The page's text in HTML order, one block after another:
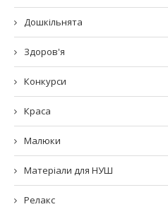
Дошкільнята
Здоров'я
Конкурси
Краса
Малюки
Матеріали для НУШ
Релакс